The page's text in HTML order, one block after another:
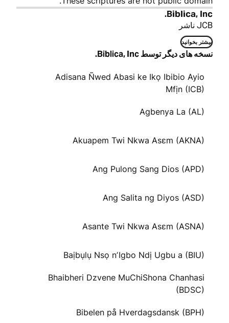
Biblica, Inc.
JCB ناشر
بیشتر بخوانید
نسخه های دیگر توسط Biblica, Inc.
Adisana Ñwed Abasi ke Ikọ Ibibio Ayio
Mfịn (ICB)
Agbenya La (AL)
Akuapem Twi Nkwa Asɛm (AKNA)
Ang Pulong Sang Dios (APD)
Ang Salita ng Diyos (ASD)
Asante Twi Nkwa Asɛm (ASNA)
Baịbụlụ Nsọ nʼIgbo Ndị Ugbu a (BIU)
Bhaibheri Dzvene MuChiShona Chanhasi
(BDSC)
Bibelen på Hverdagsdansk (BPH)